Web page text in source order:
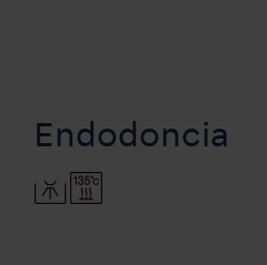
Endodoncia